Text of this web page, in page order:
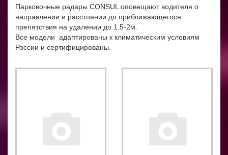
Парковочные радары СONSUL оповещают водителя о
направлении и расстоянии до приближающегося
препятствия на удалении до 1.5-2м.
Все модели адаптированы к климатическим условиям
России и сертифицированы.